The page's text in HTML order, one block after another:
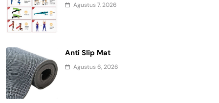
Agustus 7, 2026
Anti Slip Mat
Agustus 6, 2026